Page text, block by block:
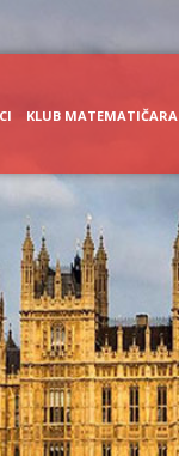
KLUB MATEMATIČARA